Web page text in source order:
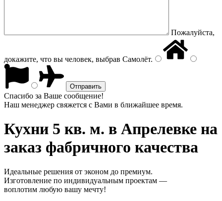
Пожалуйста,
докажите, что вы человек, выбрав Самолёт.
Спасибо за Ваше сообщение!
Наш менеджер свяжется с Вами в ближайшее время.
Кухни 5 кв. м. в Апрелевке на
заказ фабричного качества
Идеальные решения от эконом до премиум.
Изготовление по индивидуальным проектам —
воплотим любую вашу мечту!